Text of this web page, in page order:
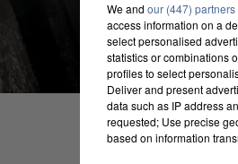
We and our (447) partners
access information on a
select personalised
statistics or combinations
profiles to select
Deliver and present
data such as IP address
requested; Use precise
based on information